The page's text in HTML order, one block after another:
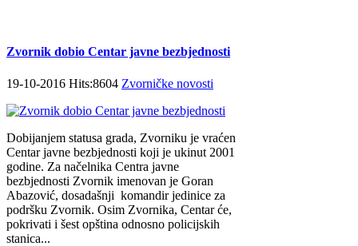
Zvornik dobio Centar javne bezbjednosti
19-10-2016 Hits:8604 Zvorničke novosti
Dobijanjem statusa grada, Zvorniku je vraćen
Centar javne bezbjednosti koji je ukinut 2001
godine. Za načelnika Centra javne
bezbjednosti Zvornik imenovan je Goran
Abazović, dosadašnji komandir jedinice za
podršku Zvornik. Osim Zvornika, Centar će,
pokrivati i šest opština odnosno policijskih
stanica...